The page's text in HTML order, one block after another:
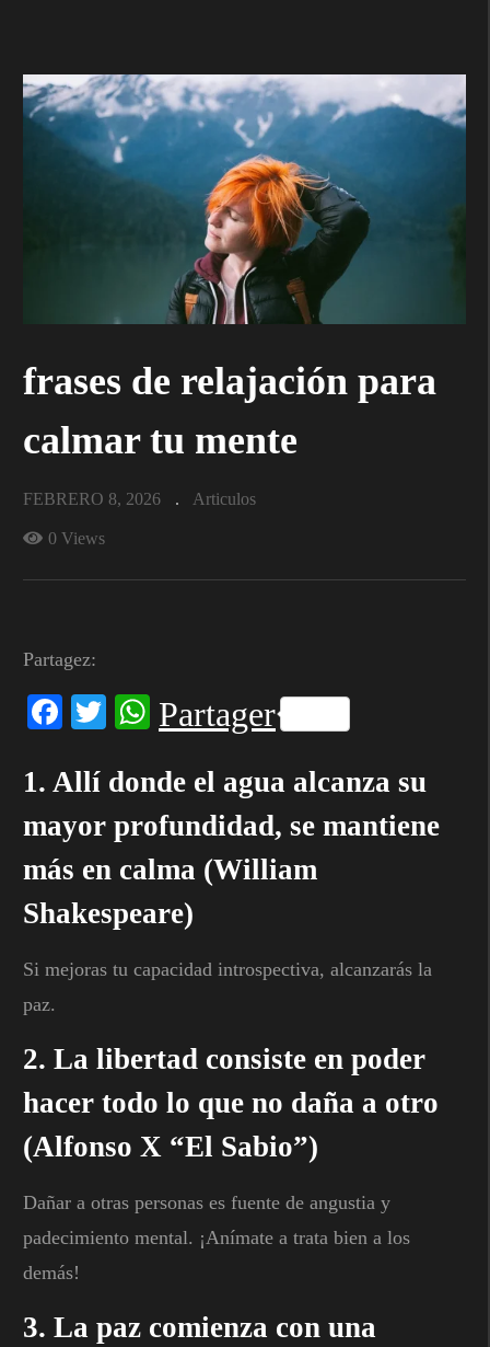
frases de relajación para
calmar tu mente
FEBRERO 8, 2026 Articulos
0 Views
Partagez:
Facebook
Twitter
WhatsApp
Partager
1. Allí donde el agua alcanza su
mayor profundidad, se mantiene
más en calma (William
Shakespeare)
Si mejoras tu capacidad introspectiva, alcanzarás la
paz.
2. La libertad consiste en poder
hacer todo lo que no daña a otro
(Alfonso X “El Sabio”)
Dañar a otras personas es fuente de angustia y
padecimiento mental. ¡Anímate a trata bien a los
demás!
3. La paz comienza con una